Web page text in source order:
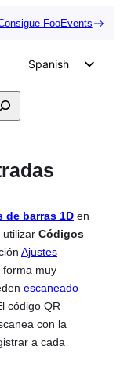
FooEvents
Spanish
Italian
French
Polish
Czech
Greek
de barras 1D en
utilizar Códigos
Ajustes
forma muy
escaneado
código QR
con la
a cada